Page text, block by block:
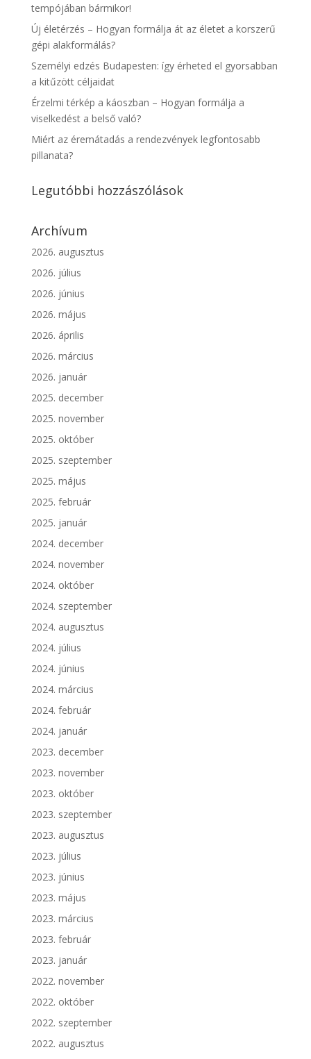
tempójában bármikor!
Új életérzés – Hogyan formálja át az életet a korszerű
gépi alakformálás?
Személyi edzés Budapesten: így érheted el gyorsabban
a kitűzött céljaidat
Érzelmi térkép a káoszban – Hogyan formálja a
viselkedést a belső való?
Miért az éremátadás a rendezvények legfontosabb
pillanata?
Legutóbbi hozzászólások
Archívum
2026. augusztus
2026. július
2026. június
2026. május
2026. április
2026. március
2026. január
2025. december
2025. november
2025. október
2025. szeptember
2025. május
2025. február
2025. január
2024. december
2024. november
2024. október
2024. szeptember
2024. augusztus
2024. július
2024. június
2024. március
2024. február
2024. január
2023. december
2023. november
2023. október
2023. szeptember
2023. augusztus
2023. július
2023. június
2023. május
2023. március
2023. február
2023. január
2022. november
2022. október
2022. szeptember
2022. augusztus